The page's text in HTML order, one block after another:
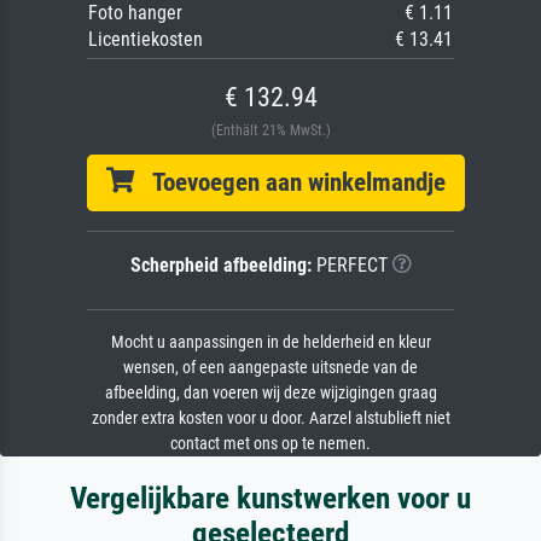
Foto hanger
€ 1.11
Licentiekosten
€ 13.41
€ 132.94
(Enthält 21% MwSt.)
Toevoegen aan winkelmandje
Scherpheid afbeelding:PERFECT
Mocht u aanpassingen in de helderheid en kleur
wensen, of een aangepaste uitsnede van de
afbeelding, dan voeren wij deze wijzigingen graag
zonder extra kosten voor u door. Aarzel alstublieft niet
contact met ons op te nemen.
Vergelijkbare kunstwerken voor u
geselecteerd